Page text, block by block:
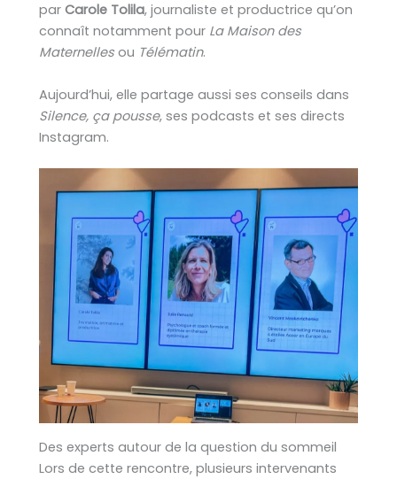
par Carole Tolila, journaliste et productrice qu’on
connaît notamment pour La Maison des
Maternelles ou Télématin.
Aujourd’hui, elle partage aussi ses conseils dans
Silence, ça pousse, ses podcasts et ses directs
Instagram.
Des experts autour de la question du sommeil
Lors de cette rencontre, plusieurs intervenants